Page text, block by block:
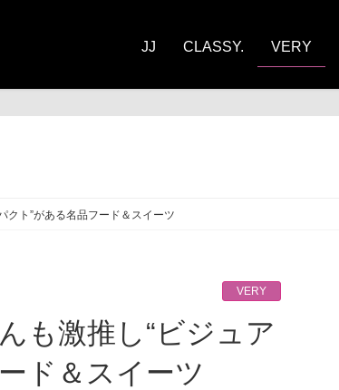
JJ CLASSY. VERY
クト”がある名品フード＆スイーツ
VERY
ド＆スイーツ